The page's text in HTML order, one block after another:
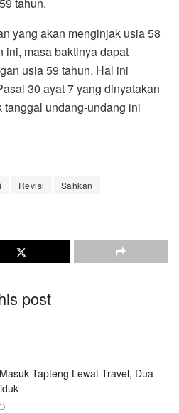
yang akan menginjak usia 58
ini, masa baktinya dapat
usia 59 tahun. Hal ini
30 ayat 7 yang dinyatakan
undang-undang ini
Revisi
Sahkan
post
Tapteng Lewat Travel, Dua